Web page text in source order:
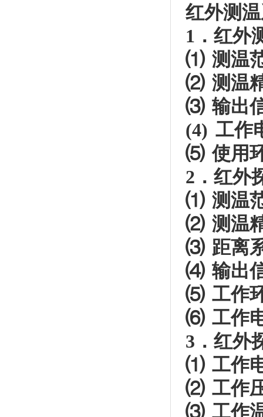
红外测
1．红外
⑴ 测温
⑵ 测温
⑶ 输出
(4) 工作
⑸ 使用
2．红外
⑴ 测温
⑵ 测温
⑶ 距离
⑷ 输出
⑸ 工作
⑹ 工作
3．红外
⑴ 工作
⑵ 工作
⑶ 工作